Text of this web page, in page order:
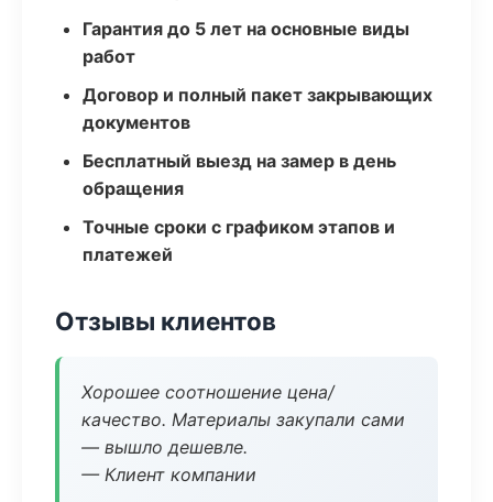
Гарантия до 5 лет на основные виды
работ
Договор и полный пакет закрывающих
документов
Бесплатный выезд на замер в день
обращения
Точные сроки с графиком этапов и
платежей
Отзывы клиентов
Хорошее соотношение цена/
качество. Материалы закупали сами
— вышло дешевле.
— Клиент компании